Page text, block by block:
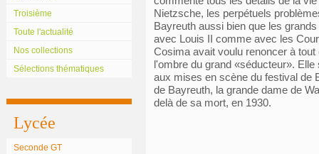
Troisième
Toute l'actualité
Nos collections
Sélections thématiques
Lycée
Seconde GT
Nietzsche, les perpétuels
Bayreuth aussi bien que les
avec Louis II comme avec les
Cosima avait voulu renoncer à
l'ombre du grand «séducteur».
aux mises en scène du festival de
de Bayreuth, la grande dame de
delà de sa mort, en 1930.